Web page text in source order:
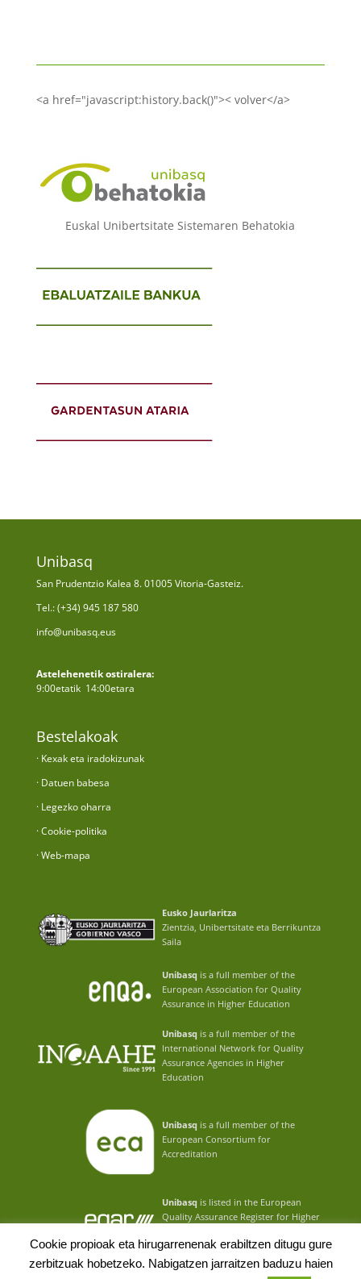
<a href="javascript:history.back()">< volver</a>
Euskal Unibertsitate Sistemaren Behatokia
Unibasq
San Prudentzio Kalea 8. 01005 Vitoria-Gasteiz.
Tel.: (+34) 945 187 580
info@unibasq.eus
Astelehenetik ostiralera:
9:00etatik 14:00etara
Bestelakoak
· Kexak eta iradokizunak
· Datuen babesa
· Legezko oharra
· Cookie-politika
· Web-mapa
Eusko Jaurlaritza
Zientzia, Unibertsitate eta Berrikuntza
Saila
Unibasq is a full member of the
European Association for Quality
Assurance in Higher Education
Unibasq is a full member of the
International Network for Quality
Assurance Agencies in Higher
Education
Unibasq is a full member of the
European Consortium for
Accreditation
Unibasq is listed in the European
Quality Assurance Register for Higher
Cookie propioak eta hirugarrenenak erabiltzen ditugu gure
zerbitzuak hobetzeko. Nabigatzen jarraitzen baduzu haien